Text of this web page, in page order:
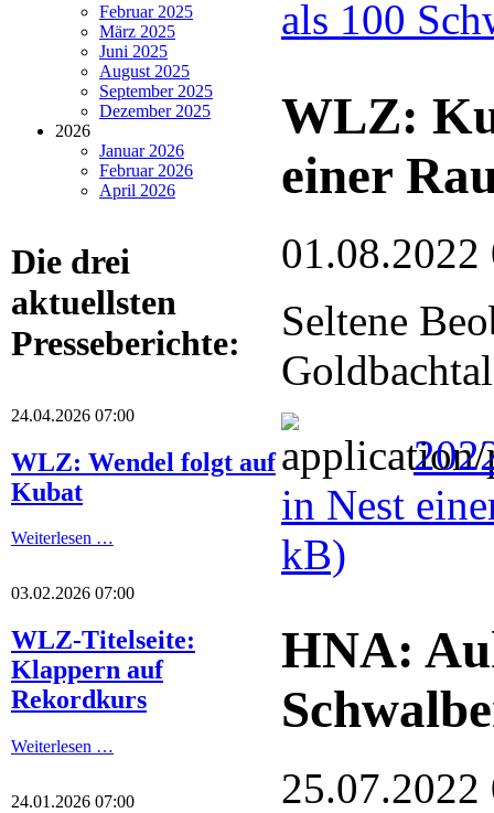
Februar 2025
März 2025
Juni 2025
August 2025
September 2025
Dezember 2025
2026
Januar 2026
Februar 2026
April 2026
Die drei
aktuellsten
Presseberichte:
24.04.2026 07:00
WLZ: Wendel folgt auf
Kubat
Weiterlesen …
03.02.2026 07:00
WLZ-Titelseite:
Klappern auf
Rekordkurs
Weiterlesen …
24.01.2026 07:00
als 100
WLZ:
einer
01.08.2022
Seltene
Goldbachtal
in Nest
kB)
HNA:
25.07.2022